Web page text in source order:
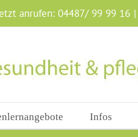
anrufen: 04487/ 99 99 16 |
Infos